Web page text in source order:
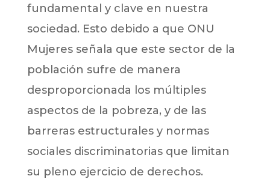
fundamental y clave en nuestra
sociedad. Esto debido a que ONU
Mujeres señala que este sector de la
población sufre de manera
desproporcionada los múltiples
aspectos de la pobreza, y de las
barreras estructurales y normas
sociales discriminatorias que limitan
su pleno ejercicio de derechos.